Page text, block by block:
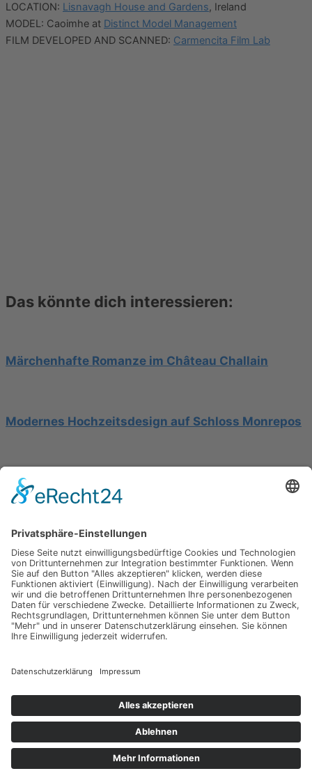
LOCATION: Lisnavagh House and Gardens, Ireland
MODEL: Caoimhe at Distinct Model Management
FILM DEVELOPED AND SCANNED: Carmencita Film Lab
Das könnte dich interessieren:
Märchenhafte Romanze im Château Challain
Modernes Hochzeitsdesign auf Schloss Monrepos
Hochzeit am Gardasee auf einer Segelyacht
Impressum
Werbung
About
Einsendung
AGB
Datenschutzerklärung
About
Datenschutzerklärung